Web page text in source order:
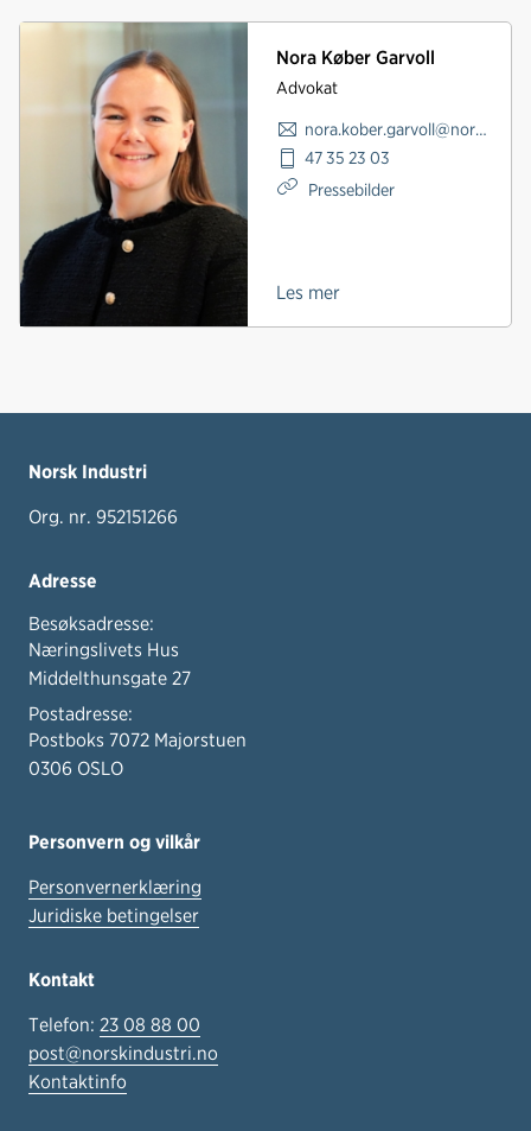
Nora Køber Garvoll
Advokat
nora.kober.garvoll@norskindustri.no
47 35 23 03
Pressebilder
Les mer
Norsk Industri
Org. nr. 952151266
Adresse
Besøksadresse:
Næringslivets Hus
Middelthunsgate 27
Postadresse:
Postboks 7072 Majorstuen
0306 OSLO
Personvern og vilkår
Personvernerklæring
Juridiske betingelser
Kontakt
Telefon: 23 08 88 00
post@norskindustri.no
Kontaktinfo